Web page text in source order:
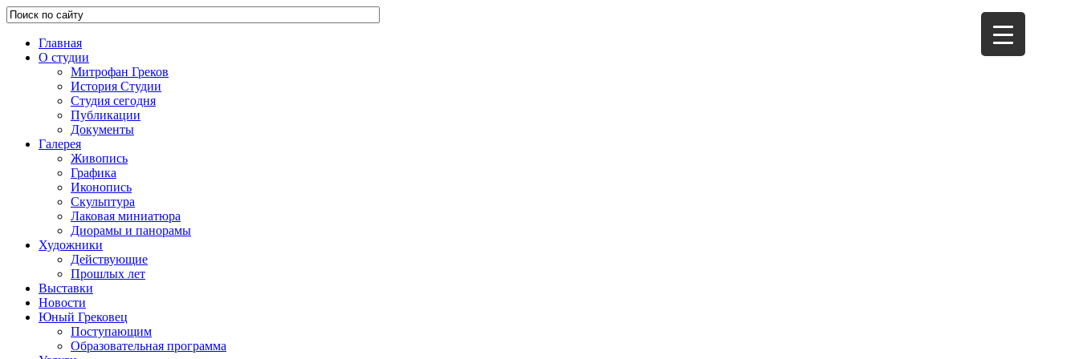
Главная
О студии
Митрофан Греков
История Студии
Студия сегодня
Публикации
Документы
Галерея
Живопись
Графика
Иконопись
Скульптура
Лаковая миниатюра
Диорамы и панорамы
Художники
Действующие
Прошлых лет
Выставки
Новости
Юный Грековец
Поступающим
Образовательная программа